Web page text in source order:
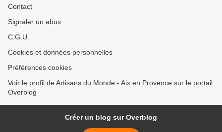
Contact
Signaler un abus
C.G.U.
Cookies et données personnelles
Préférences cookies
Voir le profil de Artisans du Monde - Aix en Provence sur le portail
Overblog
Créer un blog sur Overblog